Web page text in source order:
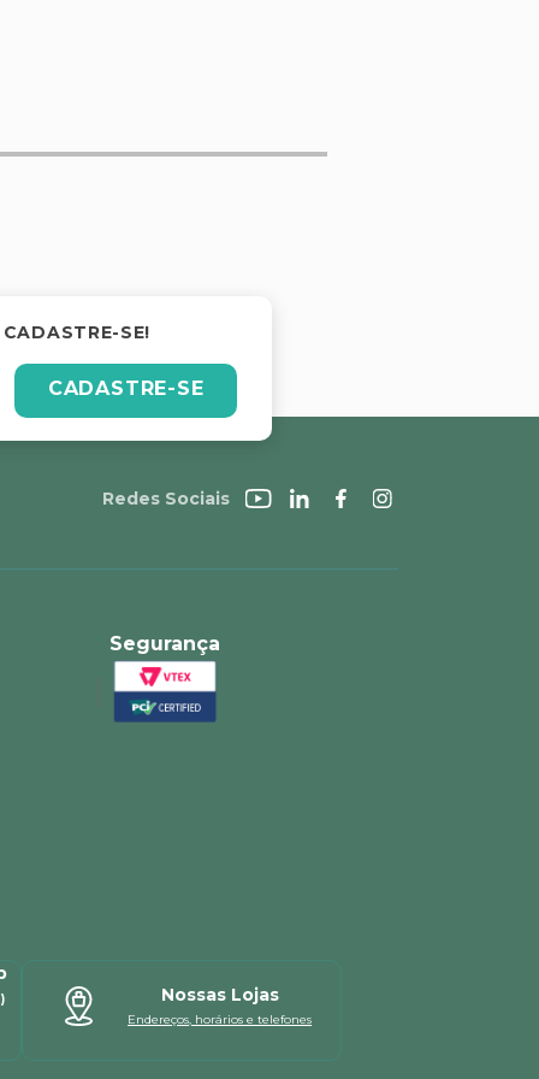
SE!
CADASTRE-SE
Redes Sociais
Segurança
Nossas Lojas
Endereços, horários e telefones